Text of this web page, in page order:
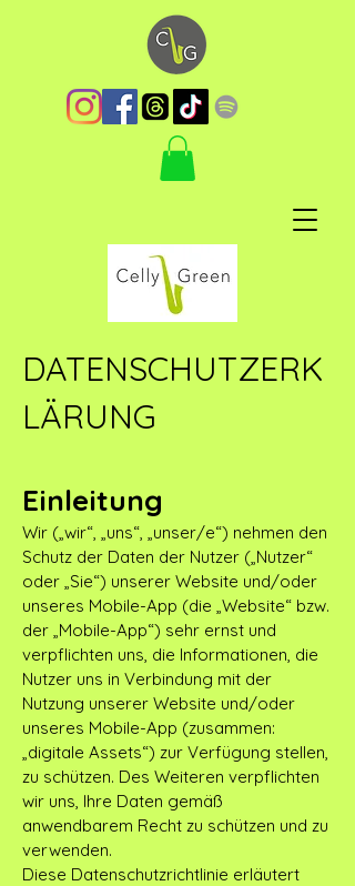
DATENSCHUTZERK
LÄRUNG
Einleitung
Wir („wir“, „uns“, „unser/e“) nehmen den
Schutz der Daten der Nutzer („Nutzer“
oder „Sie“) unserer Website und/oder
unseres Mobile-App (die „Website“ bzw.
der „Mobile-App“) sehr ernst und
verpflichten uns, die Informationen, die
Nutzer uns in Verbindung mit der
Nutzung unserer Website und/oder
unseres Mobile-App (zusammen:
„digitale Assets“) zur Verfügung stellen,
zu schützen. Des Weiteren verpflichten
wir uns, Ihre Daten gemäß
anwendbarem Recht zu schützen und zu
verwenden.
Diese Datenschutzrichtlinie erläutert